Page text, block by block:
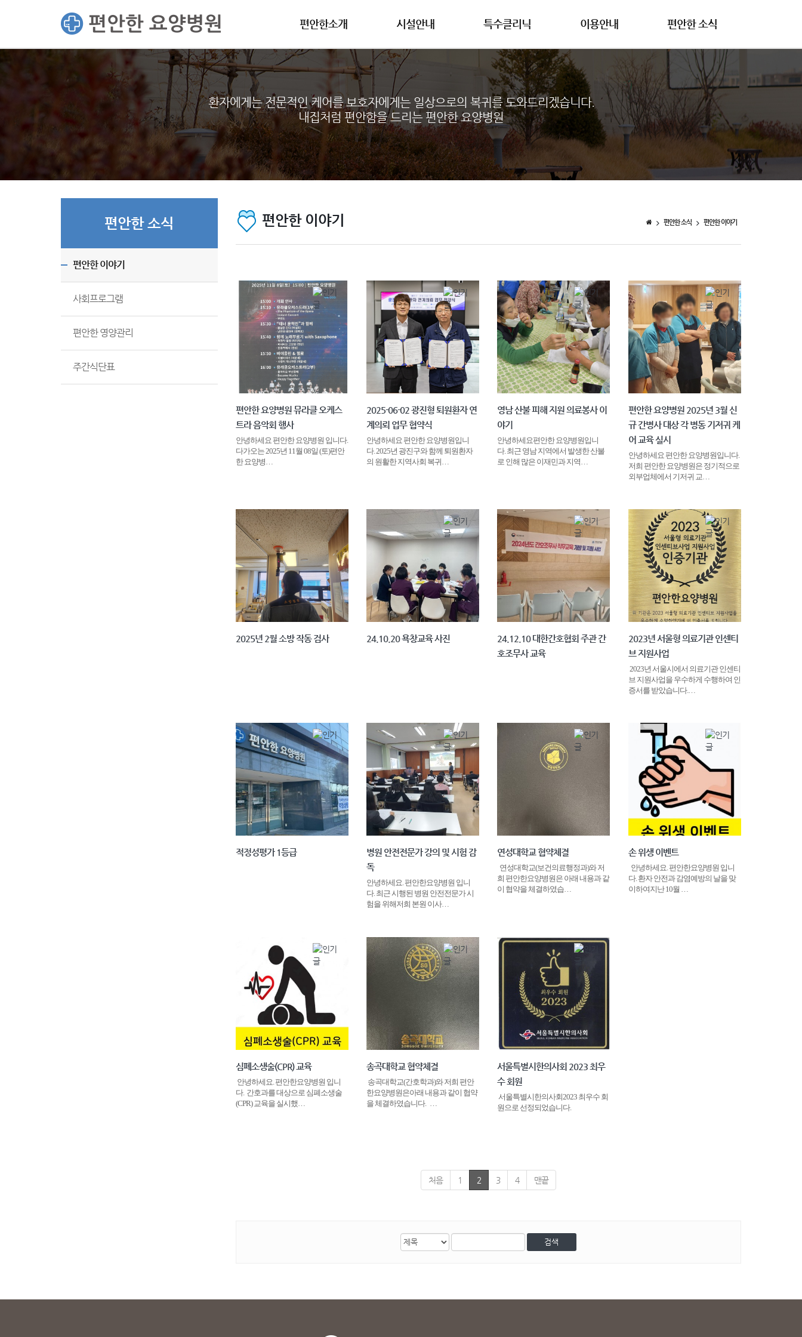
편안한소개 시설안내 특수클리닉 이용안내 편안한 소식
환자에게는 전문적인 케어를 보호자에게는 일상으로의 복귀를 도와드리겠습니다.
내집처럼 편안함을 드리는 편안한 요양병원
편안한 소식
편안한 이야기
사회프로그램
편안한 영양관리
주간식단표
편안한 이야기 편안한 소식 편안한 이야기
편안한 요양병원 뮤라클 오케스
트라 음악회 행사
안녕하세요 편안한 요양병원 입니다.​
다가오는 2025년 11월 08일 (토)​편안
한 요양병…
2025-06-02 광진형 퇴원환자 연
계의뢰 업무 협약식
안녕하세요 편안한 요양병원입니
다. 2025년 광진구와 함께 퇴원환자
의 원활한 지역사회 복귀…
영남 산불 피해 지원 의료봉사 이
야기
안녕하세요편안한 요양병원입니
다. 최근 영남 지역에서 발생한 산불
로 인해 많은 이재민과 지역…
편안한 요양병원 2025년 3월 신
규 간병사 대상 각 병동 기저귀 케
어 교육 실시
안녕하세요 편안한 요양병원입니다.
저희 편안한 요양병원은 정기적으로
외부업체에서 기저귀 교…
2025년 2월 소방 작동 검사 24.10.20 욕창교육 사진
24.12.10 대한간호협회 주관 간
호조무사 교육
2023년 서울형 의료기관 인센티
브 지원사업
2023년 서울시에서 의료기관 인센티
브 지원사업을 우수하게 수행하여 인
증서를 받았습니다.…
적정성평가 1등급
병원 안전전문가 강의 및 시험 감
독
안녕하세요. 편안한요양병원 입니
다. 최근 시행된 병원 안전전문가 시
험을 위해저희 본원 이사…
연성대학교 협약체결
연성대학교(보건의료행정과)와 저
희 편안한요양병원은 아래 내용과 같
이 협약을 체결하였습…
손 위생 이벤트
안녕하세요. 편안한요양병원 입니
다. 환자 안전과 감염예방의 날을 맞
이하여지난 10월 …
심폐소생술(CPR) 교육
안녕하세요. 편안한요양병원 입니
다. 간호과를 대상으로 심폐소생술
(CPR) 교육을 실시했…
송곡대학교 협약체결
송곡대학교(간호학과)와 저희 편안
한요양병원은아래 내용과 같이 협약
을 체결하였습니다. …
서울특별시한의사회 2023 최우
수 회원
서울특별시한의사회2023 최우수 회
원으로 선정되었습니다.
처음 1 2 3 4 맨끝
검
색
색